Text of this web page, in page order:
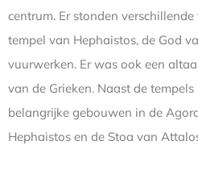
centrum. Er stonden
tempel van Hephaistos, de God
vuurwerken. Er was ook een
van de Grieken. Naast de
belangrijke gebouwen in de
Hephaistos en de Stoa van